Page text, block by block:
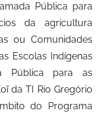
Pública para
da agricultura
ou Comunidades
Escolas Indígenas
Pública para as
da TI Rio Gregório
do Programa